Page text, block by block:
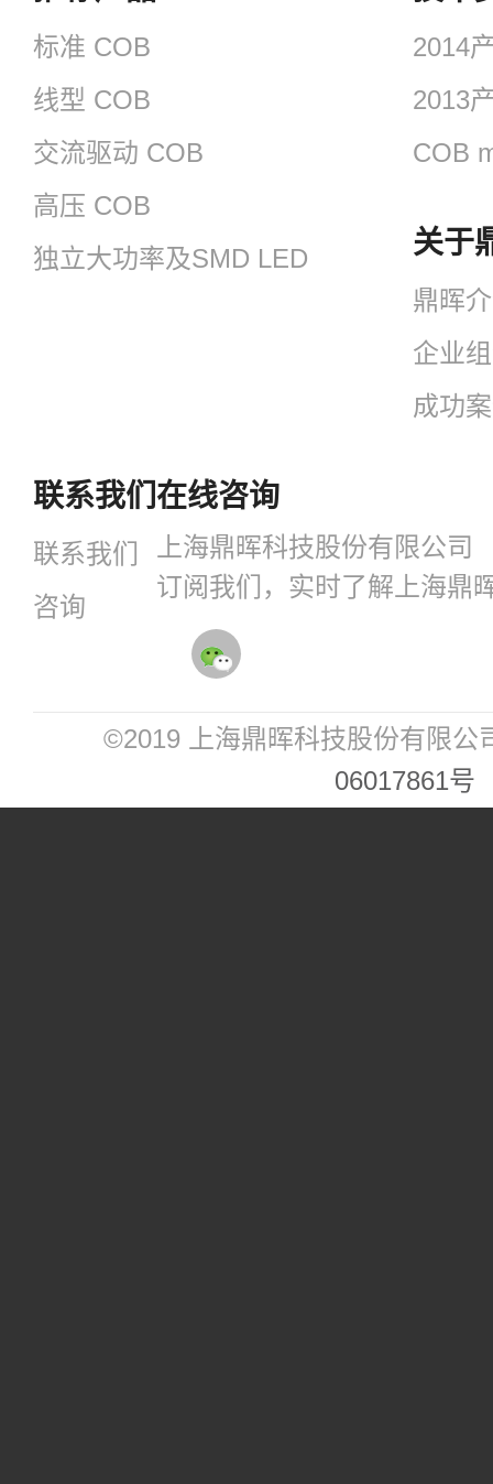
标准 COB
线型 COB
交流驱动 COB
高压 COB
独立大功率及SMD LED
2014
2013
COB
关于
鼎晖
企业
成功
联系我们
联系我们
咨询
在线咨询
上海鼎晖科技股份有限公司
订阅我们，实时了解上海鼎
©2019 上海鼎晖科技股份有限公
06017861号